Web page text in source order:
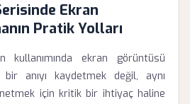
Ekran
Pratik Yolları
kullanımında ekran görüntüsü
anıyı kaydetmek değil, aynı
için kritik bir ihtiyaç haline